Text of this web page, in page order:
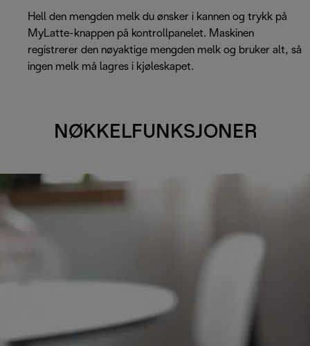
Hell den mengden melk du ønsker i kannen og trykk på
MyLatte-knappen på kontrollpanelet. Maskinen
registrerer den nøyaktige mengden melk og bruker alt, så
ingen melk må lagres i kjøleskapet.
NØKKELFUNKSJONER